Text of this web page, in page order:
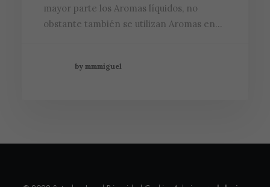
mayor parte los Aromas líquidos, no
obstante también se utilizan Aromas en…
by mmmiguel